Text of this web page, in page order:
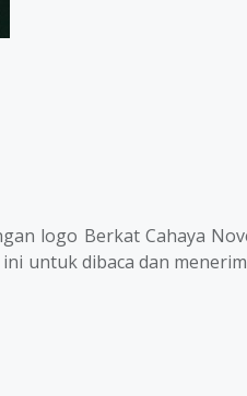
logo Berkat Cahaya
untuk dibaca dan